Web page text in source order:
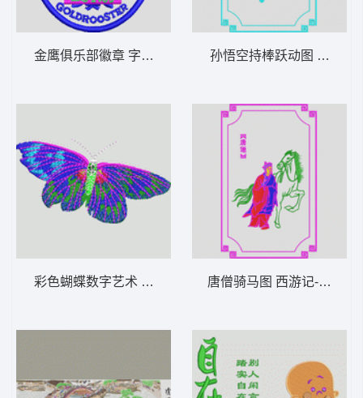
金鹰俱乐部徽章 字母章仔图_EMB原版版带格
彩色蝴蝶数字艺术 灰蝴蝶
孙悟空持棒跃动图 西游记
唐僧骑马图 西游记-唐僧_